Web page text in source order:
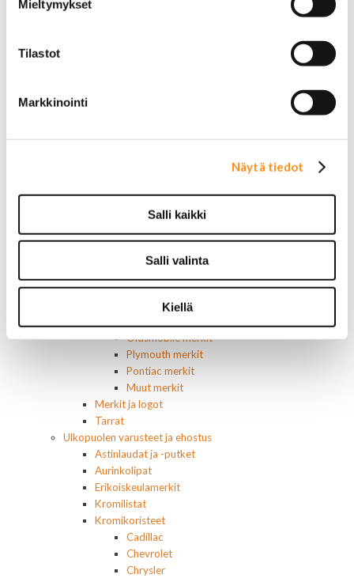
Mieltymykset
Tilastot
Markkinointi
Näytä tiedot
Salli kaikki
Salli valinta
Kiellä
Tarrat, tunnukset, logot, merkit
Cadillac merkit
Chevrolet merkit
Chrysler merkit
Ford merkit
Lincoln merkit
Oldsmobile merkit
Plymouth merkit
Pontiac merkit
Muut merkit
Merkit ja logot
Tarrat
Ulkopuolen varusteet ja ehostus
Astinlaudat ja -putket
Aurinkolipat
Erikoiskeulamerkit
Kromilistat
Kromikoristeet
Cadillac
Chevrolet
Chrysler